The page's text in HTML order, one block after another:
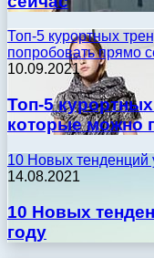
Топ-5 курортных
попробовать прямо
10.09.2021
Топ-5
которые можно
10 Новых тенденций
14.08.2021
10 Новых
году